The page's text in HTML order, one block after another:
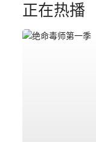
正在热播